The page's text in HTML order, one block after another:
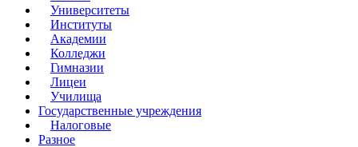
Университеты
Институты
Академии
Колледжи
Гимназии
Лицеи
Училища
Государственные учреждения
Налоговые
Разное